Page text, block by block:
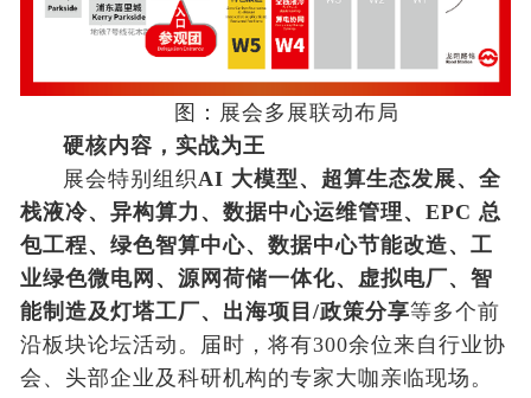
图：展会多展联动布局
硬核内容，实战为王
展会特别组织AI 大模型、超算生态发展、全
栈液冷、异构算力、数据中心运维管理、EPC 总
包工程、绿色智算中心、数据中心节能改造、工
业绿色微电网、源网荷储一体化、虚拟电厂、智
能制造及灯塔工厂、出海项目/政策分享等多个前
沿板块论坛活动。届时，将有300余位来自行业协
会、头部企业及科研机构的专家大咖亲临现场。